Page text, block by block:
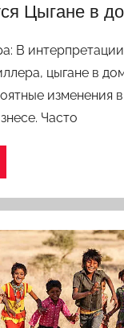
Цыгане в
В интерпретации
цыгане в
изменения
Часто